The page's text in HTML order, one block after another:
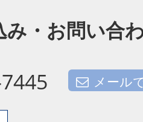
・お問い合
メール